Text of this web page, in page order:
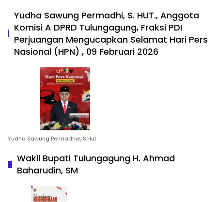
Yudha Sawung Permadhi, S. HUT., Anggota
Komisi A DPRD Tulungagung, Fraksi PDI
Perjuangan Mengucapkan Selamat Hari Pers
Nasional (HPN) , 09 Februari 2026
Yudha Sawung Permadhie, S.Hut
Wakil Bupati Tulungagung H. Ahmad
Baharudin, SM